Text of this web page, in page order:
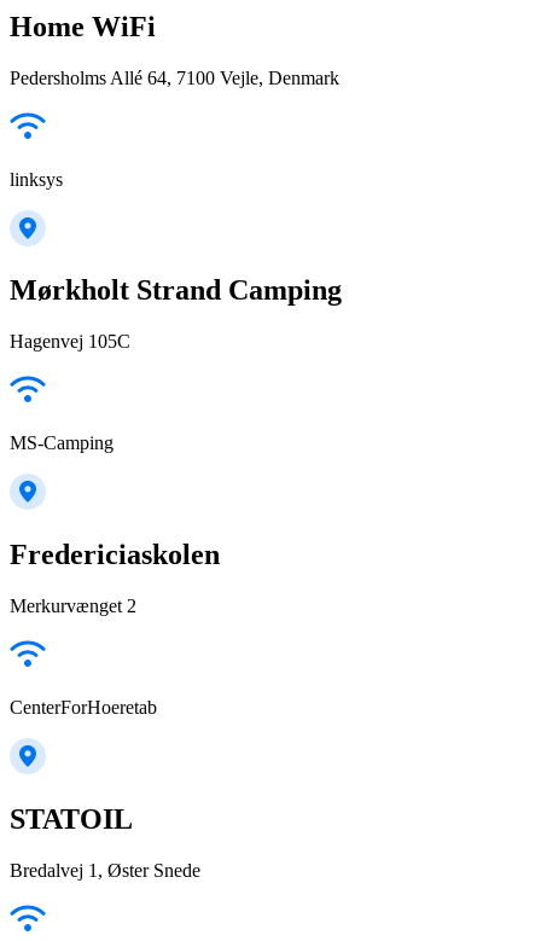
Home WiFi
Pedersholms Allé 64, 7100 Vejle, Denmark
linksys
Mørkholt Strand Camping
Hagenvej 105C
MS-Camping
Fredericiaskolen
Merkurvænget 2
CenterForHoeretab
STATOIL
Bredalvej 1, Øster Snede